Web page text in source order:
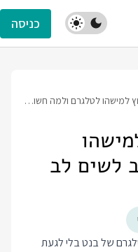
כניסה
איך אפשר לפרוץ למישהו לטלגרם ולמה חשוב לשים לב
לשים לב
של בנט בלי לגעת